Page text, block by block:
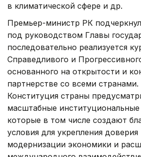
в климатической сфере и др.
Премьер-министр РК
под руководством Главы
последовательно реализуется
Справедливого и
основанного на открытости и
партнерстве со всеми
Конституция страны
масштабные
которые в том числе создают
условия для укрепления
модернизации экономики и